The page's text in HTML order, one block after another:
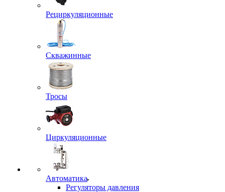
Рециркуляционные
Скважинные
Тросы
Циркуляционные
Автоматика
Регуляторы давления